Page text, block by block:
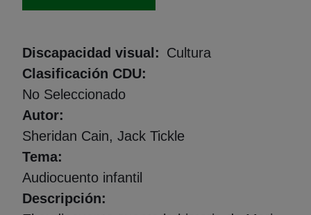
Discapacidad visual
Cultura
Clasificación CDU
No Seleccionado
Autor
Sheridan Cain, Jack Tickle
Tema
Audiocuento infantil
Descripción